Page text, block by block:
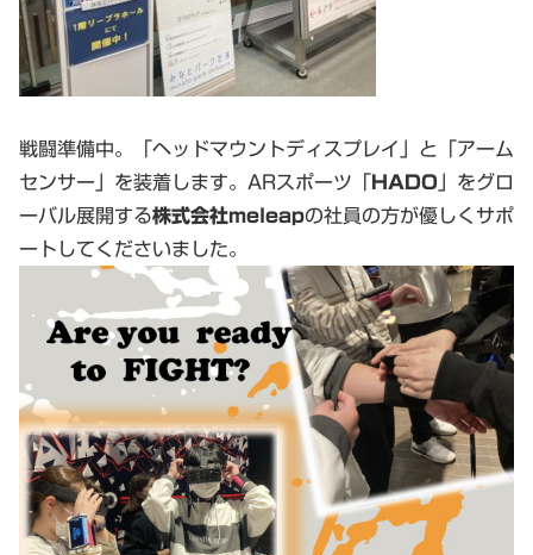
戦闘準備中。「ヘッドマウントディスプレイ」と「アーム
センサー」を装着します。ARスポーツ「
HADO 」をグロ
ーバル展開する株式会社meleapの社員の方が優しくサポ
ートしてくださいました。